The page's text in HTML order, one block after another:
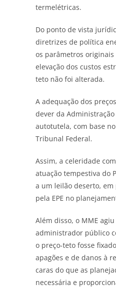
termelétricas.
Do ponto de vista
diretrizes de política
os parâmetros
elevação dos custos
teto não foi alterada.
A adequação dos
dever da
autotutela, com base
Tribunal Federal.
Assim, a celeridade
atuação tempestiva do
a um leilão deserto,
pela EPE no
Além disso, o MME
administrador público
o preço-teto fosse
apagões e de danos à
caras do que as
necessária e